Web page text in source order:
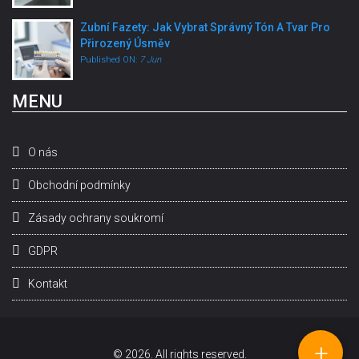
Zubní Fazety: Jak Vybrat Správný Tón A Tvar Pro
Přirozený Úsměv
Published ON: 7 Jun
MENU
O nás
Obchodní podmínky
Zásady ochrany soukromí
GDPR
Kontakt
© 2026. All rights reserved. +